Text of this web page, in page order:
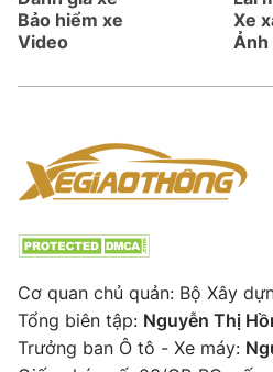
Bảo hiểm xe
Xe
Video
Ảnh
Cơ quan chủ quản: Bộ Xây
Tổng biên tập: Nguyễn Thị
Trưởng ban Ô tô - Xe máy: